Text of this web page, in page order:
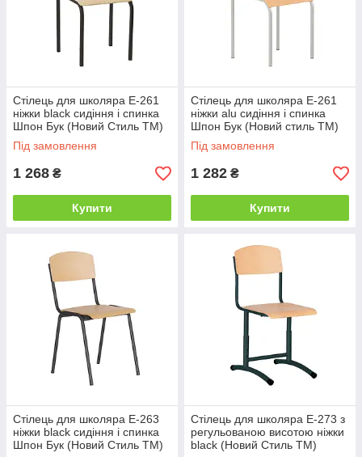
Стілець для школяра E-261
ніжки black сидіння і спинка
Шпон Бук (Новий Стиль ТМ)
Під замовлення
1 268 ₴
Купити
Стілець для школяра E-261
ніжки alu сидіння і спинка
Шпон Бук (Новий стиль ТМ)
Під замовлення
1 282 ₴
Купити
Стілець для школяра E-263
ніжки black сидіння і спинка
Шпон Бук (Новий Стиль ТМ)
Стілець для школяра E-273 з
регульованою висотою ніжки
black (Новий Стиль ТМ)